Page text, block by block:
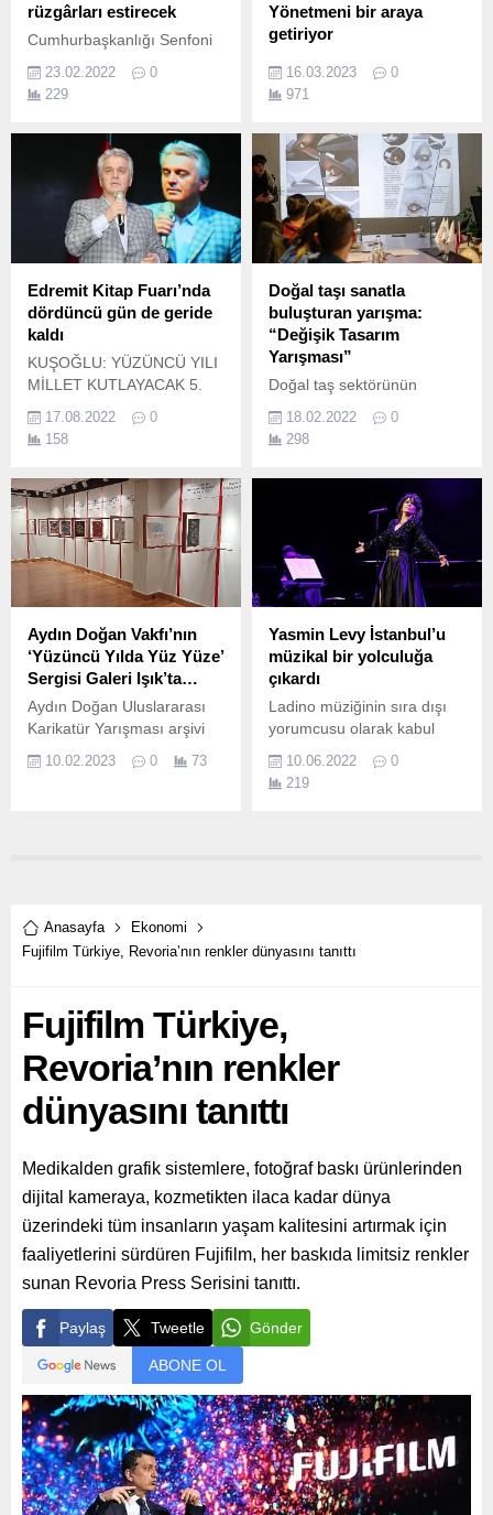
rüzgârları estirecek
Cumhurbaşkanlığı Senfoni
Hoinic yönetiminde, klasik
müzik devlerinin eserlerini
hazırlanıyor.
23.02.2022
0
229
Yönetmeni bir araya
getiriyor
Türkiye'de de giderek
popülerleşmesiyle birlikte,
yeteneklerin sayısı da
artmaya devam ediyor.
16.03.2023
0
971
Edremit Kitap Fuarı’nda
dördüncü gün de geride
kaldı
KUŞOĞLU: YÜZÜNCÜ YILI
MİLLET KUTLAYACAK 5.
17.08.2022
0
158
Doğal taşı sanatla
buluşturan yarışma:
“Değişik Tasarım
Yarışması”
Doğal taş sektörünün
Marble İzmir, Değişik
Tasarım Yarışması’yla taşa
18.02.2022
0
298
Aydın Doğan Vakfı’nın
‘Yüzüncü Yılda Yüz Yüze’
Sergisi Galeri Işık’ta…
Aydın Doğan Uluslararası
Karikatür Yarışması arşivi
10.02.2023 0 73
Yasmin Levy İstanbul’u
müzikal bir yolculuğa
çıkardı
Ladino müziğinin sıra dışı
yorumcusu olarak kabul
yolculuğunda Türkiye’ye ait
ezgileri de kullanan Yasmin
10.06.2022
0
219
Anasayfa
Ekonomi
Fujifilm Türkiye, Revoria’nın renkler dünyasını tanıttı
Fujifilm Türkiye,
Revoria’nın renkler
dünyasını tanıttı
Medikalden grafik sistemlere, fotoğraf baskı ürünlerinden
dijital kameraya, kozmetikten ilaca kadar dünya
üzerindeki tüm insanların yaşam kalitesini artırmak için
faaliyetlerini sürdüren Fujifilm, her baskıda limitsiz renkler
sunan Revoria Press Serisini tanıttı.
Paylaş Tweetle Gönder
ABONE OL